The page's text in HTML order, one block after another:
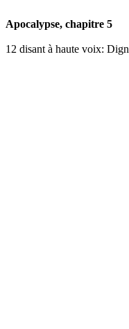
Apocalypse, chapitre 5
12 disant à haute voix: